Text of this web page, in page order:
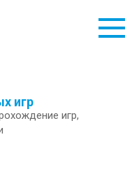
игр
игр,